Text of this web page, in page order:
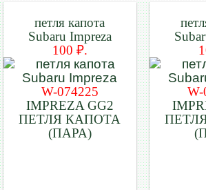
петля капота
Subaru Impreza
100 ₽.
W-074225
IMPREZA GG2
ПЕТЛЯ КАПОТА
(ПАРА)
W-